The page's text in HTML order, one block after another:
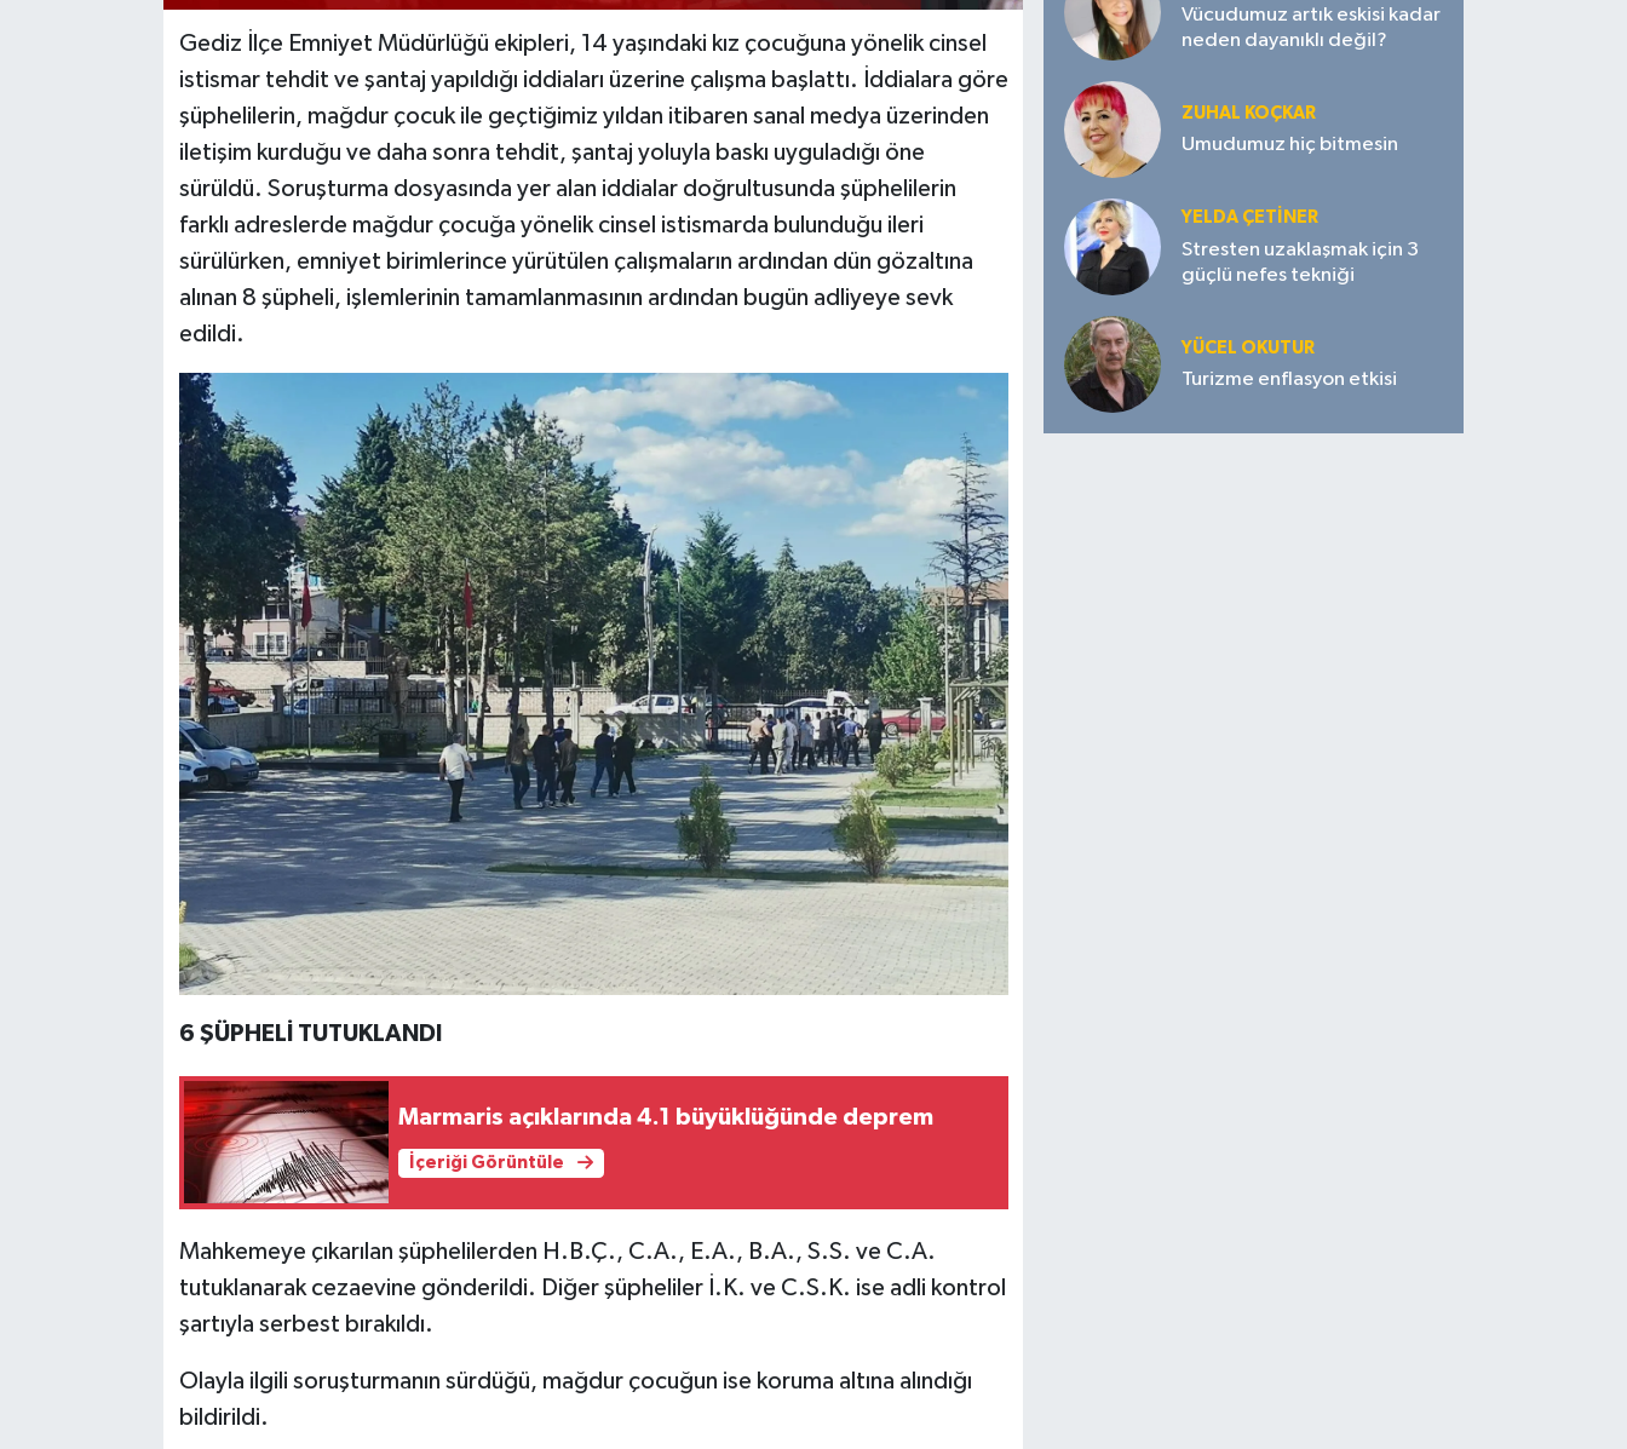
Gediz İlçe Emniyet Müdürlüğü ekipleri, 14 yaşındaki kız çocuğuna yönelik cinsel
istismar tehdit ve şantaj yapıldığı iddiaları üzerine çalışma başlattı. İddialara göre
şüphelilerin, mağdur çocuk ile geçtiğimiz yıldan itibaren sanal medya üzerinden
iletişim kurduğu ve daha sonra tehdit, şantaj yoluyla baskı uyguladığı öne
sürüldü. Soruşturma dosyasında yer alan iddialar doğrultusunda şüphelilerin
farklı adreslerde mağdur çocuğa yönelik cinsel istismarda bulunduğu ileri
sürülürken, emniyet birimlerince yürütülen çalışmaların ardından dün gözaltına
alınan 8 şüpheli, işlemlerinin tamamlanmasının ardından bugün adliyeye sevk
edildi.
6 ŞÜPHELİ TUTUKLANDI
Marmaris açıklarında 4.1 büyüklüğünde deprem
İçeriği Görüntüle
Mahkemeye çıkarılan şüphelilerden H.B.Ç., C.A., E.A., B.A., S.S. ve C.A.
tutuklanarak cezaevine gönderildi. Diğer şüpheliler İ.K. ve C.S.K. ise adli kontrol
şartıyla serbest bırakıldı.
Olayla ilgili soruşturmanın sürdüğü, mağdur çocuğun ise koruma altına alındığı
bildirildi.
Vücudumuz artık eskisi kadar
neden dayanıklı değil?
ZUHAL KOÇKAR
Umudumuz hiç bitmesin
YELDA ÇETİNER
Stresten uzaklaşmak için 3
güçlü nefes tekniği
YÜCEL OKUTUR
Turizme enflasyon etkisi